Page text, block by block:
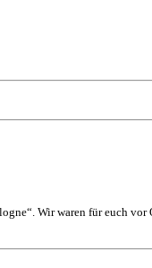
Wir waren für euch vor